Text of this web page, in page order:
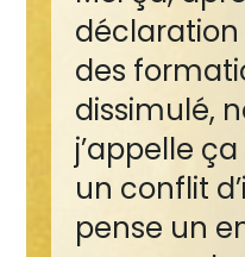
déclaration
des
dissimulé,
j’appelle
un conflit
pense un